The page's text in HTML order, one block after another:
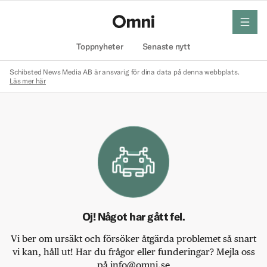
Toppnyheter Senaste nytt
meny
Schibsted News Media AB är ansvarig för dina data på denna webbplats.
Läs mer här
Oj! Något har gått fel.
Vi ber om ursäkt och försöker åtgärda problemet så snart
vi kan, håll ut! Har du frågor eller funderingar? Mejla oss